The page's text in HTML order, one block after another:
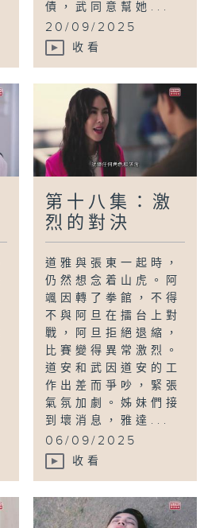
債，武同意幫她...
20/09/2025
收看
第十八集：激
烈的對決
道雅與張東一起時，
仍然想念着山虎。阿
颯因轉了拳館，不得
不與阿旦在擂台上對
戰，阿旦拒絕退縮，
比賽變得異常激烈。
道安和武因道安的工
作出差而爭吵，緊張
氣氛加劇。姊妹們接
到壞消息，雅達...
06/09/2025
收看